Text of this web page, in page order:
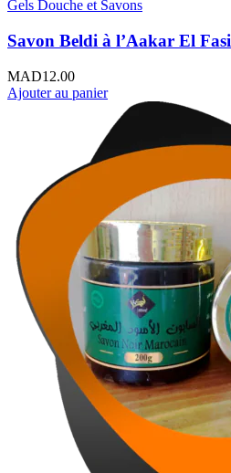
Gels Douche et Savons
Savon Beldi à l’Aakar El Fasi
MAD12.00
Ajouter au panier